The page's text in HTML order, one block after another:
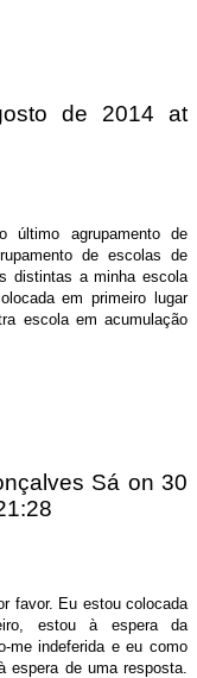
de 2014at
último agrupamento de
de escolas de
distintas a minha escola
em primeiro lugar
escola em acumulação
Sá on 30
favor. Eu estou colocada
estou à espera da
me indeferida e eu como
espera de uma resposta.